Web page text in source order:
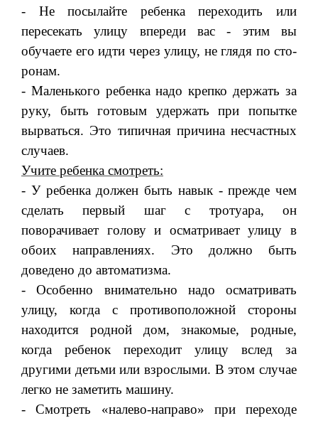
- Не посылайте ребенка переходить или
пересекать улицу впе­реди вас - этим вы
обучаете его идти через улицу, не глядя по сто­
ронам.
- Маленького ребенка надо крепко держать за
руку, быть гото­вым удержать при попытке
вырваться. Это типичная причина не­счастных
случаев.
Учите ребенка смотреть:
- У ребенка должен быть навык - прежде чем
сделать первый шаг с тротуара, он
поворачивает голову и осматривает улицу в
обоих направлениях. Это должно быть
доведено до автоматизма.
- Особенно внимательно надо осматривать
улицу, когда с противоположной стороны
находится родной дом, знакомые, родные,
когда ребенок переходит улицу вслед за
другими детьми или взрослыми. В этом случае
легко не заметить машину.
- Смотреть «налево-направо» при переходе